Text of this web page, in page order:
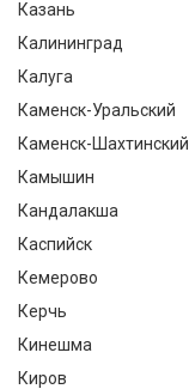
Казань
Калининград
Калуга
Каменск-Уральский
Каменск-Шахтинский
Камышин
Кандалакша
Каспийск
Кемерово
Керчь
Кинешма
Киров